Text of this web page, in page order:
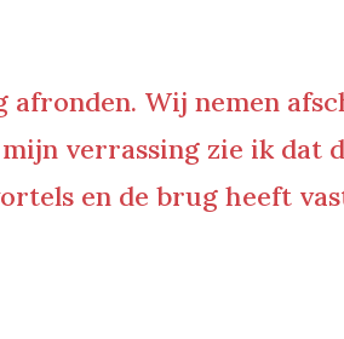
Wij nemen
verrassing zie ik dat
en de brug heeft